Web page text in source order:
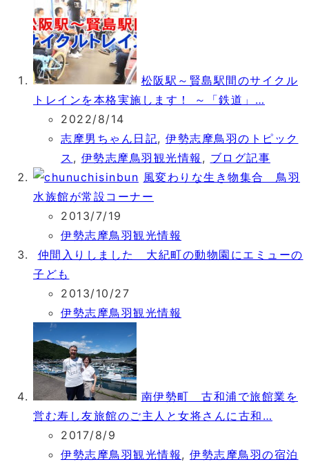
松阪駅～賢島駅間のサイクル
トレインを本格実施します！ ～「鉄道」…
2022/8/14
志摩男ちゃん日記, 伊勢志摩鳥羽のトピック
ス , 伊勢志摩鳥羽観光情報 , ブログ記事
風変わりな生き物集合 鳥羽
水族館が常設コーナー
2013/7/19
伊勢志摩鳥羽観光情報
仲間入りしました 大紀町の動物園にエミューの
子ども
2013/10/27
伊勢志摩鳥羽観光情報
南伊勢町 古和浦で旅館業を
営む寿し友旅館のご主人と女将さんに古和…
2017/8/9
伊勢志摩鳥羽観光情報 , 伊勢志摩鳥羽の宿泊